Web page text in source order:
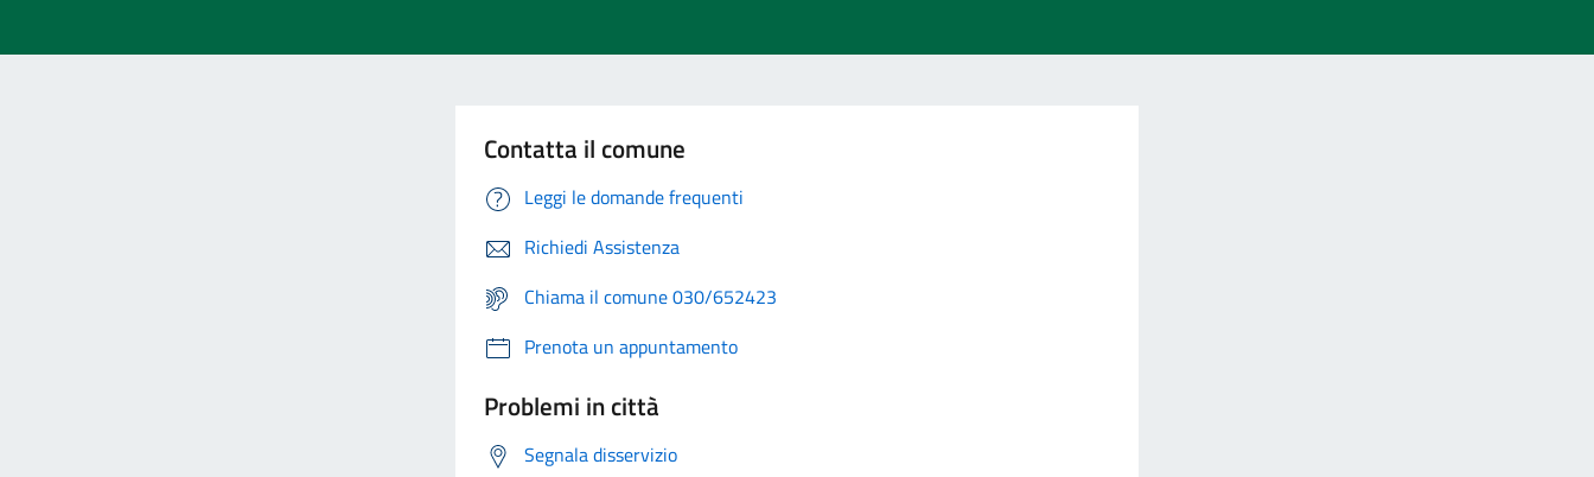
Contatta il comune
Leggi le domande frequenti
Richiedi Assistenza
Chiama il comune 030/652423
Prenota un appuntamento
Problemi in città
Segnala disservizio